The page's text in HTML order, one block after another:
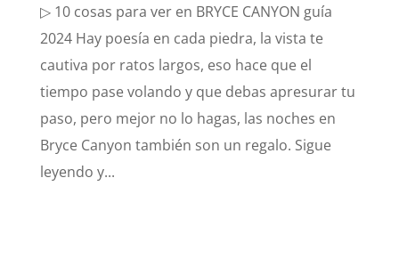
▷ 10 cosas para ver en BRYCE CANYON guía
2024 Hay poesía en cada piedra, la vista te
cautiva por ratos largos, eso hace que el
tiempo pase volando y que debas apresurar tu
paso, pero mejor no lo hagas, las noches en
Bryce Canyon también son un regalo. Sigue
leyendo y...